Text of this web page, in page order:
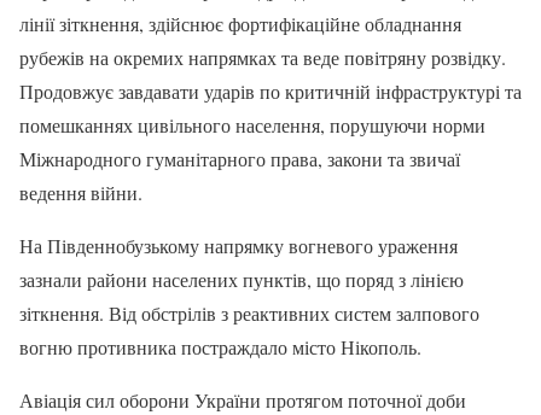
лінії зіткнення, здійснює фортифікаційне обладнання
рубежів на окремих напрямках та веде повітряну розвідку.
Продовжує завдавати ударів по критичній інфраструктурі та
помешканнях цивільного населення, порушуючи норми
Міжнародного гуманітарного права, закони та звичаї
ведення війни.
На Південнобузькому напрямку вогневого ураження
зазнали райони населених пунктів, що поряд з лінією
зіткнення. Від обстрілів з реактивних систем залпового
вогню противника постраждало місто Нікополь.
Авіація сил оборони України протягом поточної доби